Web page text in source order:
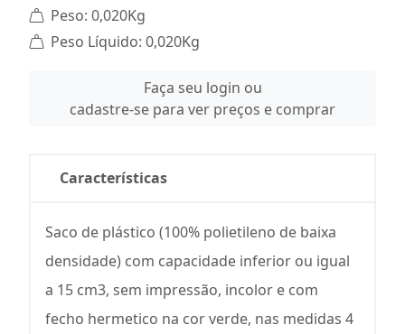
Peso: 0,020Kg
Peso Líquido: 0,020Kg
Faça seu login ou
cadastre-se para ver preços e comprar
Características
Saco de plástico (100% polietileno de baixa
densidade) com capacidade inferior ou igual
a 15 cm3, sem impressão, incolor e com
fecho hermetico na cor verde, nas medidas 4